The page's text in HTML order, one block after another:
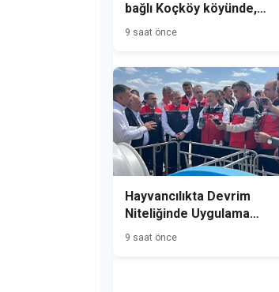
bağlı Koçköy köyünde,
gece hırsızlık olayı
9 saat önce
Hayvancılıkta Devrim
Niteliğinde Uygulama
Kars'tan Başladı
9 saat önce